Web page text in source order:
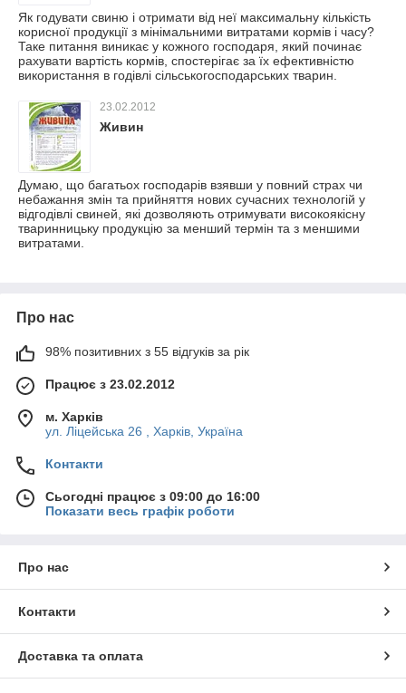
Як годувати свиню і отримати від неї максимальну кількість
корисної продукції з мінімальними витратами кормів і часу?
Таке питання виникає у кожного господаря, який починає
рахувати вартість кормів, спостерігає за їх ефективністю
використання в годівлі сільськогосподарських тварин.
23.02.2012
Живин
Думаю, що багатьох господарів взявши у повний страх чи
небажання змін та прийняття нових сучасних технологій у
відгодівлі свиней, які дозволяють отримувати високоякісну
тваринницьку продукцію за менший термін та з меншими
витратами.
Про нас
98% позитивних з 55 відгуків за рік
Працює з 23.02.2012
м. Харків
ул. Ліцейська 26 , Харків, Україна
Контакти
Сьогодні працює з 09:00 до 16:00
Показати весь графік роботи
Про нас
Контакти
Доставка та оплата